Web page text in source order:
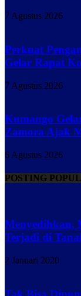
7 Agustus 2026
Perkuat
Gelar Rapat
7 Agustus 2026
Kumango
Zamora Ajak
6 Agustus 2026
POSTING
Menyedihkan,
Terjadi di
2 Januari 2020